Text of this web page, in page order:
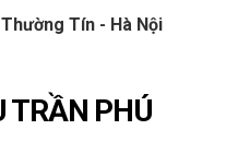
Tín - Hà Nội
TRẦN PHÚ